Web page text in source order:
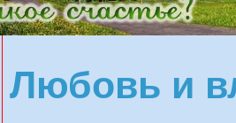
Любовь и